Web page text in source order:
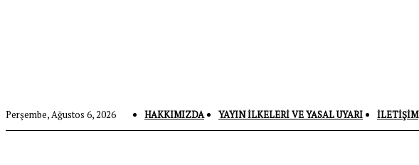
Perşembe, Ağustos 6, 2026 HAKKIMIZDA YAYIN İLKELERI VE YASAL UYARI İLETIŞIM